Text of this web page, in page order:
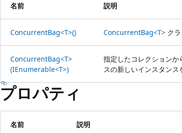
名前 説明
ConcurrentBag<T>() ConcurrentBag<T> ク
ConcurrentBag<T>
(IEnumerable<T>)
指定したコレクション
スの新しいインスタンス
プロパティ
名前 説明